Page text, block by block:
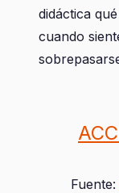
didáctica
cuando
Fuente: